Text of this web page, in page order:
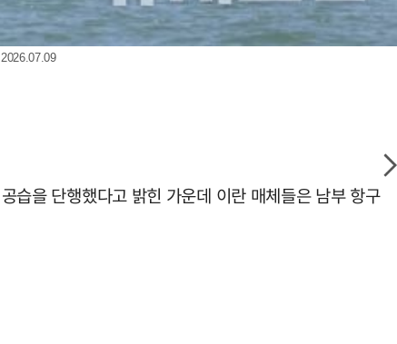
습을 단행했다고 밝힌 가운데 이란 매체들은 남부 항구